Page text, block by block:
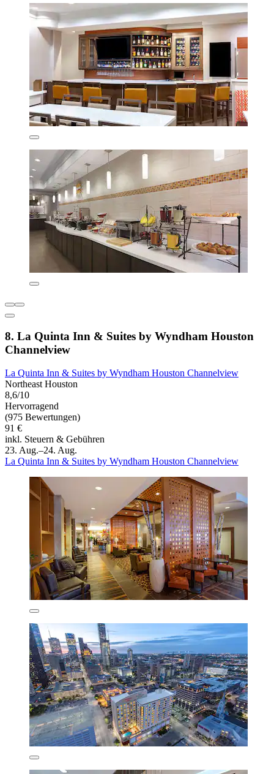
8. La Quinta Inn & Suites by Wyndham Houston
Channelview
La Quinta Inn & Suites by Wyndham Houston Channelview
Northeast Houston
8,6/10
Hervorragend
(975 Bewertungen)
91 €
inkl. Steuern & Gebühren
23. Aug.–24. Aug.
La Quinta Inn & Suites by Wyndham Houston Channelview